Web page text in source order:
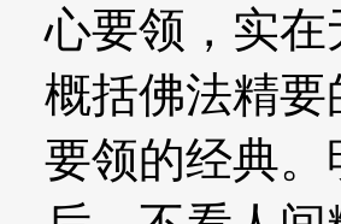
心要领，实
概括佛法精
要领的经典。